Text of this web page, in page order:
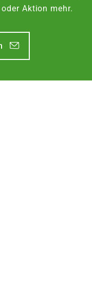
13:30 Uhr.
| 12,50€
Samstag durch
am
Aktion mehr.